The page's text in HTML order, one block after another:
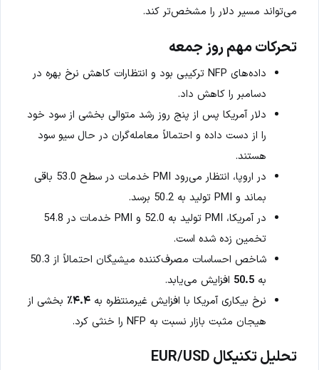
می‌تواند مسیر دلار را مشخص‌تر کند.
تحرکات مهم روز جمعه
داده‌های NFP ترکیبی بود و انتظارات کاهش نرخ بهره در
دسامبر را کاهش داد.
دلار آمریکا پس از پنج روز رشد متوالی بخشی از سود خود
را از دست داده و احتمالاً معامله‌گران در حال سیو سود
هستند.
در اروپا، انتظار می‌رود PMI خدمات در سطح 53.0 باقی
بماند و PMI تولید به 50.2 برسد.
در آمریکا، PMI تولید به 52.0 و PMI خدمات در 54.8
تخمین زده شده است.
شاخص احساسات مصرف‌کننده میشیگان احتمالاً از 50.3
به50.5 افزایش می‌یابد.
نرخ بیکاری آمریکا با افزایش غیرمنتظره به۴.۴٪
بخشی از
هیجان مثبت بازار نسبت به NFP را خنثی کرد.
تحلیل تکنیکال EUR/USD